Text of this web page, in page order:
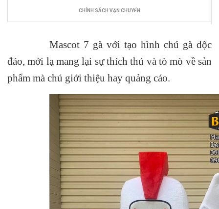
CHÍNH SÁCH VẬN CHUYỂN
Mascot 7 gà với tạo hình chú gà độc
đáo, mới lạ mang lại sự thích thú và tò mò về sản
phẩm mà chú giới thiệu hay quảng cáo.